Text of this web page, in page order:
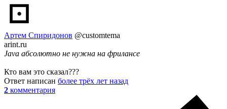
Артем Спиридонов @customtema
arint.ru
Java абсолютно не нужна на фрилансе
Кто вам это сказал???
Ответ написан более трёх лет назад
2 комментария